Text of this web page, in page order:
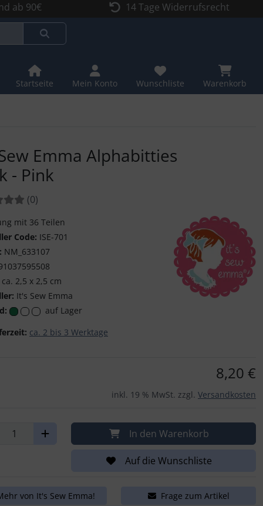
ab 90€ 14 Tage Widerrufsrecht
Startseite Mein Konto Wunschliste Warenkorb
Emma Alphabitties
- Pink
(0Bewertungen
)
mit 36 Teilen
Code: ISE-701
NM_633107
ca. 2,5 x 2,5 cm
It's Sew Emma
auf Lager
ca. 2 bis 3 Werktage
8,20 €
inkl. 19 % MwSt. zzgl. Versandkosten
In den Warenkorb
Auf die Wunschliste
von It's Sew Emma! Frage zum Artikel